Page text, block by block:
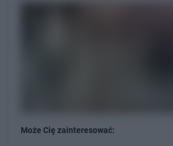
Może Cię zainteresować: